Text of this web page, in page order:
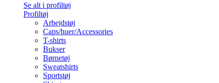
Se alt i profiltøj
Profiltøj
Arbejdstøj
Caps/huer/Accessories
T-shirts
Bukser
Børnetøj
Sweatshirts
Sportstøj